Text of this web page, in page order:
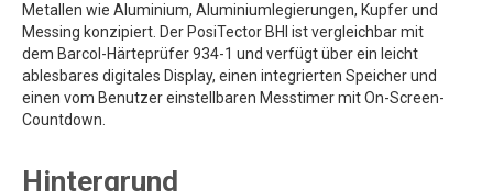
Metallen wie Aluminium, Aluminiumlegierungen, Kupfer und
Messing konzipiert. Der PosiTector BHI ist vergleichbar mit
dem Barcol-Härteprüfer 934-1 und verfügt über ein leicht
ablesbares digitales Display, einen integrierten Speicher und
einen vom Benutzer einstellbaren Messtimer mit On-Screen-
Countdown.
Hintergrund